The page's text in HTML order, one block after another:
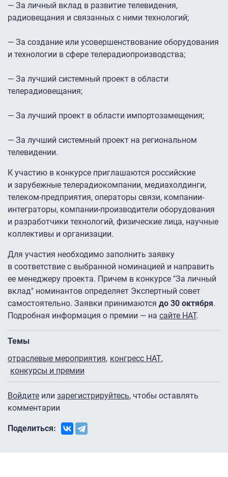
— За личный вклад в развитие телевидения,
радиовещания и связанных с ними технологий;
— За создание или усовершенствование оборудования
и технологии в сфере телерадиопроизводства;
— За лучший системный проект в области
телерадиовещания;
— За лучший проект в области импортозамещения;
— За лучший системный проект на региональном
телевидении.
К участию в конкурсе приглашаются российские
и зарубежные телерадиокомпании, медиахолдинги,
телеком-предприятия, операторы связи, компании-
интеграторы, компании-производители оборудования
и разработчики технологий, физические лица, научные
коллективы и организации.
Для участия необходимо заполнить заявку
в соответствие с выбранной номинацией и направить
ее менеджеру проекта. Причем в конкурсе "За личный
вклад" номинантов определяет Экспертный совет
самостоятельно. Заявки принимаются до 30 октября.
Подробная информация о премии — на сайте НАТ.
Темы
отраслевые мероприятия конгресс НАТ
конкурсы и премии
Войдите или зарегистрируйтесь, чтобы оставлять
комментарии
Поделиться: